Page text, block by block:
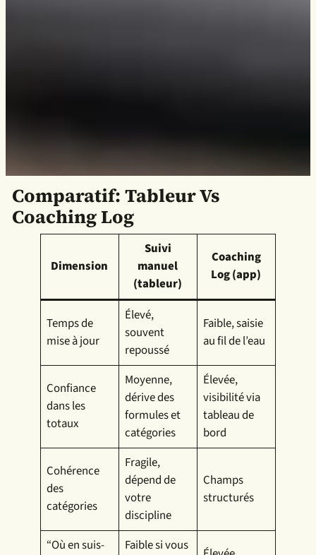
Comparatif: Tableur Vs
Coaching Log
Dimension
Suivi
manuel
(tableur)
Coaching
Log (app)
Temps de
mise à jour
Élevé,
souvent
repoussé
Faible, saisie
au fil de l’eau
Confiance
dans les
totaux
Moyenne,
dérive des
formules et
catégories
Élevée,
visibilité via
tableau de
bord
Cohérence
des
catégories
Fragile,
dépend de
votre
discipline
Champs
structurés
“Où en suis-
Faible si vous